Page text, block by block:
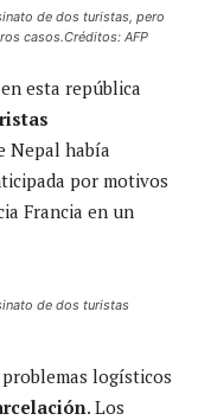
de dos turistas, pero
casos.Créditos: AFP
esta república
Nepal había
por motivos
Francia en un
de dos turistas
logísticos
. Los